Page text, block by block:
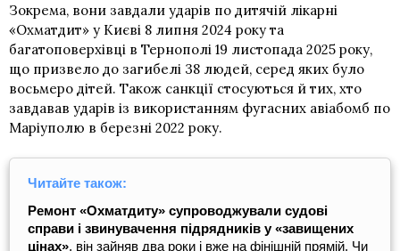
Зокрема, вони завдали ударів по дитячій лікарні
«Охматдит» у Києві 8 липня 2024 року та
багатоповерхівці в Тернополі 19 листопада 2025 року,
що призвело до загибелі 38 людей, серед яких було
восьмеро дітей. Також санкції стосуються й тих, хто
завдавав ударів із використанням фугасних авіабомб по
Маріуполю в березні 2022 року.
Читайте також:
Ремонт «Охматдиту» супроводжували судові
справи і звинувачення підрядників у «завищених
цінах», він зайняв два роки і вже на фінішній прямій. Чи